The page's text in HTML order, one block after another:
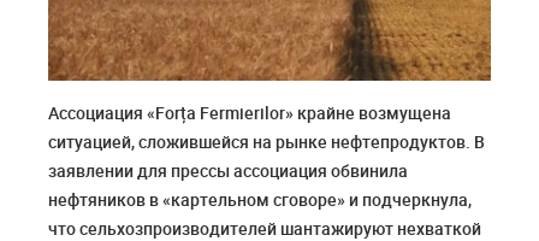
Ассоциация «Forța Fermierilor» крайне возмущена
ситуацией, сложившейся на рынке нефтепродуктов. В
заявлении для прессы ассоциация обвинила
нефтяников в «картельном сговоре» и подчеркнула,
что сельхозпроизводителей шантажируют нехваткой